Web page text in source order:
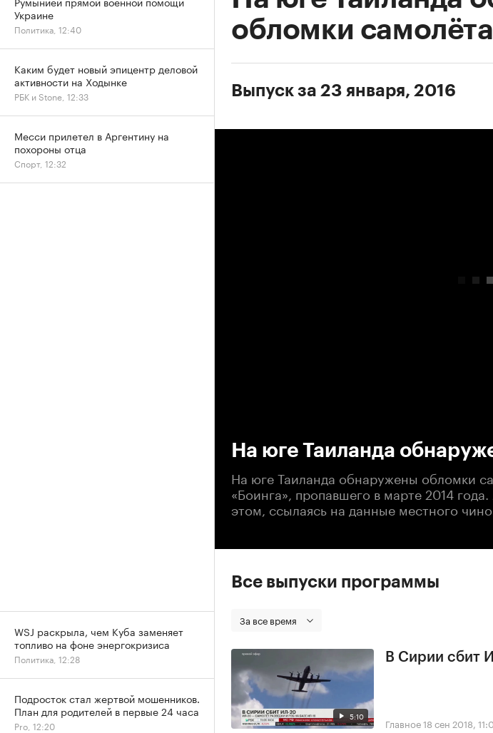
обломки самолёта
Выпуск за 23 января, 2016
На юге Таиланда
На юге Таиланда обнаружены обломки
«Боинга», пропавшего в марте 2014
этом, ссылаясь на данные местного
Все выпуски программы
За все время
5:10
В Сирии сбит
Главное18 сен 2018,
Украине
Политика, 12:40
Каким будет новый эпицентр деловой
активности на Ходынке
РБК и Stone, 12:33
Месси прилетел в Аргентину на
похороны отца
Спорт, 12:32
WSJ раскрыла, чем Куба заменяет
топливо на фоне энергокризиса
Политика, 12:28
Подросток стал жертвой мошенников.
План для родителей в первые 24 часа
Pro, 12:20